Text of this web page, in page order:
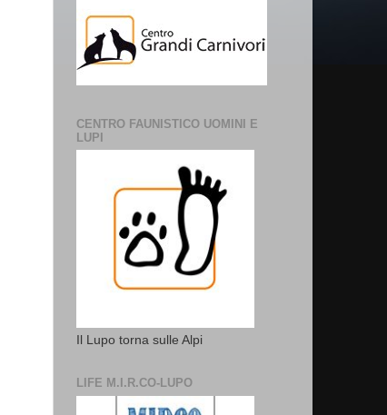
CENTRO FAUNISTICO UOMINI E
LUPI
Il Lupo torna sulle Alpi
LIFE M.I.R.CO-LUPO